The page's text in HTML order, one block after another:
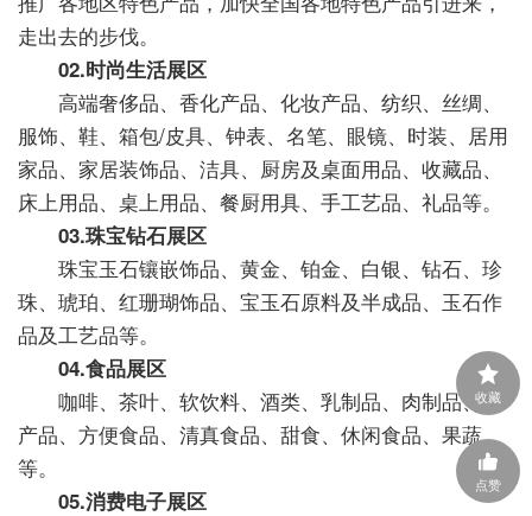
收藏
点赞
走出去的步伐。
02.时尚生活展区
高端奢侈品、香化产品、化妆产品、纺织、丝绸、
服饰、鞋、箱包/皮具、钟表、名笔、眼镜、时装、居用
家品、家居装饰品、洁具、厨房及桌面用品、收藏品、
床上用品、桌上用品、餐厨用具、手工艺品、礼品等。
03.珠宝钻石展区
珠宝玉石镶嵌饰品、黄金、铂金、白银、钻石、珍
珠、琥珀、红珊瑚饰品、宝玉石原料及半成品、玉石作
品及工艺品等。
04.食品展区
咖啡、茶叶、软饮料、酒类、乳制品、肉制品、水
产品、方便食品、清真食品、甜食、休闲食品、果蔬
等。
05.消费电子展区